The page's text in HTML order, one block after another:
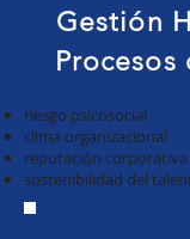
Gestión
Procesos
riesgo psicosocial
clima organizacional
reputación corporativa
sostenibilidad del